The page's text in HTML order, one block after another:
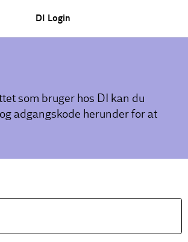
DI Login
som bruger hos DI kan du
adgangskode herunder for at